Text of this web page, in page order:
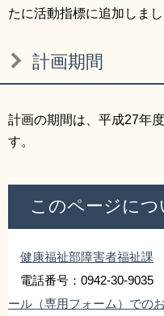
たに活動指標に追加しまし
計画期間
計画の期間は、平成27年
す。
このページに
健康福祉部障害者福祉課
電話番号：0942-30-9035
ール（専用フォーム）での